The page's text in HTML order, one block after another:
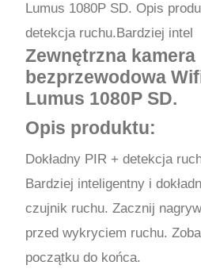
Lumus 1080P SD. Opis
detekcja ruchu.Bardziej intel
Zewnętrzna kamera
bezprzewodowa
Lumus 1080P SD.
Opis produktu:
Dokładny PIR + detekcja
Bardziej inteligentny i
czujnik ruchu. Zacznij
przed wykryciem ruchu.
początku do końca.